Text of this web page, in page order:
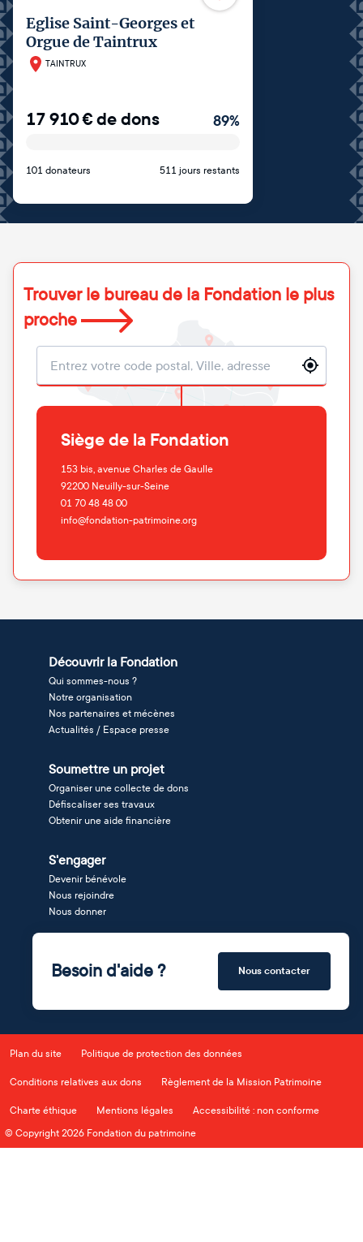
Eglise Saint-Georges et
Orgue de Taintrux
TAINTRUX
17 910€de dons 89%
101 donateurs 511 jours restants
Trouver le bureau de la Fondation le plus
proche
Localisation
Siège de la Fondation
153 bis, avenue Charles de Gaulle
92200 Neuilly-sur-Seine
01 70 48 48 00
info@fondation-patrimoine.org
Découvrir la Fondation
Qui sommes-nous ?
Notre organisation
Nos partenaires et mécènes
Actualités / Espace presse
Soumettre un projet
Organiser une collecte de dons
Défiscaliser ses travaux
Obtenir une aide financière
S'engager
Devenir bénévole
Nous rejoindre
Nous donner
Besoin d'aide ? Nous contacter
Plan du site Politique de protection des données
Conditions relatives aux dons Règlement de la Mission Patrimoine
Charte éthique Mentions légales
Accessibilité : non conforme
© Copyright 2026 Fondation du patrimoine